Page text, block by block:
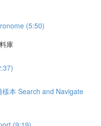
(5:50)
庫
本 Search and Navigate